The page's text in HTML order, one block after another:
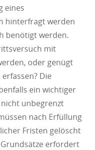
eines
hinterfragt werden
benötigt werden.
mit
oder genügt
Die
ein wichtiger
unbegrenzt
nach Erfüllung
Fristen gelöscht
erfordert